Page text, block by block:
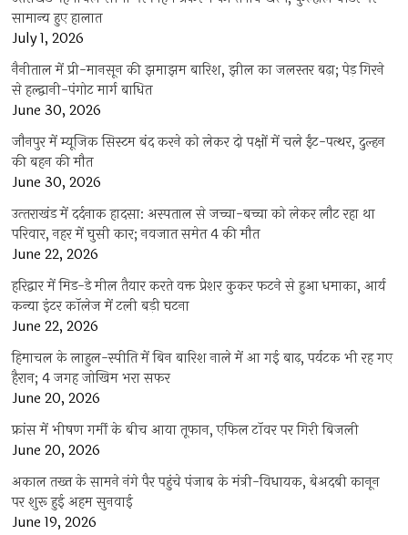
सामान्य हुए हालात
July 1, 2026
नैनीताल में प्री-मानसून की झमाझम बारिश, झील का जलस्तर बढ़ा; पेड़ गिरने
से हल्द्वानी-पंगोट मार्ग बाधित
June 30, 2026
जौनपुर में म्यूजिक सिस्टम बंद करने को लेकर दो पक्षों में चले ईंट-पत्थर, दुल्हन
की बहन की मौत
June 30, 2026
उत्‍तराखंड में दर्दनाक हादसा: अस्पताल से जच्चा-बच्चा को लेकर लौट रहा था
परिवार, नहर में घुसी कार; नवजात समेत 4 की मौत
June 22, 2026
हरिद्वार में मिड-डे मील तैयार करते वक्त प्रेशर कुकर फटने से हुआ धमाका, आर्य
कन्या इंटर कॉलेज में टली बड़ी घटना
June 22, 2026
हिमाचल के लाहुल-स्पीति में बिन बारिश नाले में आ गई बाढ़, पर्यटक भी रह गए
हैरान; 4 जगह जोखिम भरा सफर
June 20, 2026
फ्रांस में भीषण गर्मी के बीच आया तूफान, एफिल टॉवर पर गिरी बिजली
June 20, 2026
अकाल तख्त के सामने नंगे पैर पहुंचे पंजाब के मंत्री-विधायक, बेअदबी कानून
पर शुरू हुई अहम सुनवाई
June 19, 2026